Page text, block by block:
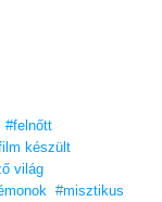
#felnőtt
készült
világ
#misztikus